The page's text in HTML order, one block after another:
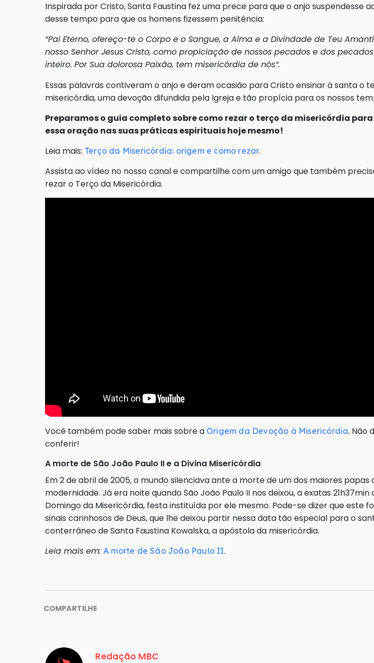
Inspirada por Cristo, Santa Faustina fez uma prece para que o anjo suspendesse
desse tempo para que os homens fizessem penitência:
“Pai Eterno, ofereço-te o Corpo e o Sangue, a Alma e a Divindade de Teu
nosso Senhor Jesus Cristo, como propiciação de nossos pecados e dos
inteiro. Por Sua dolorosa Paixão, tem misericórdia de nós”.
Essas palavras contiveram o anjo e deram ocasião para Cristo ensinar à santa o
misericórdia, uma devoção difundida pela Igreja e tão propícia para os nossos
Preparamos o guia completo sobre como rezar o terço da misericórdia
essa oração nas suas práticas espirituais hoje mesmo!
Leia mais: Terço da Misericórdia: origem e como rezar.
Assista ao vídeo no nosso canal e compartilhe com um amigo que também
rezar o Terço da Misericórdia.
Você também pode saber mais sobre a Origem da Devoção à Misericórdia. Não
conferir!
A morte de São João Paulo II e a Divina Misericórdia
Em 2 de abril de 2005, o mundo silenciava ante a morte de um dos maiores papas
modernidade. Já era noite quando São João Paulo II nos deixou, a exatas
Domingo da Misericórdia, festa instituída por ele mesmo. Pode-se dizer que este
sinais carinhosos de Deus, que lhe deixou partir nessa data tão especial para o
conterrâneo de Santa Faustina Kowalska, a apóstola da misericórdia.
Leia mais em: A morte de São João Paulo II.
COMPARTILHE
Redação MBC